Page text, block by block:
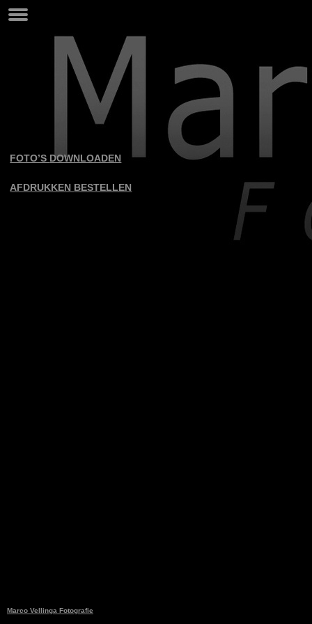
FOTO’S DOWNLOADEN
AFDRUKKEN BESTELLEN
Marco Vellinga Fotografie